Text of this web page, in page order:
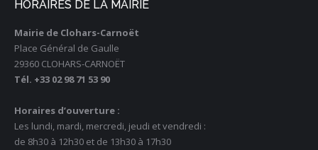
HORAIRES DE LA MAIRIE
Mairie de Clohars-Carnoët
Place Général de Gaulle
29360 CLOHARS-CARNOËT
Tél. +33 02 98 71 53 90
Horaires d’ouverture :
Les lundi, mardi, mercredi, jeudi et vendredi :
de 8h30 à 12h30 et de 13h30 à 17h30